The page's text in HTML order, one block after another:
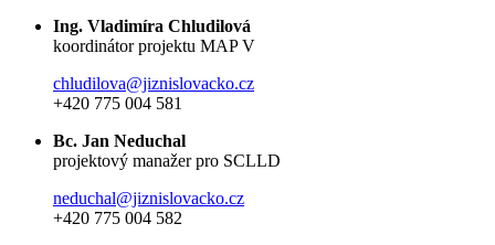
Ing. Vladimíra Chludilová
koordinátor projektu MAP V
chludilova@jiznislovacko.cz
+420 775 004 581
Bc. Jan Neduchal
projektový manažer pro SCLLD
neduchal@jiznislovacko.cz
+420 775 004 582